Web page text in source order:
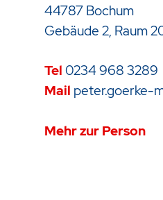
44787 Bochum
Gebäude 2, Raum
Tel 0234 968 3289
Mail peter.goerke-
Mehr zur Person